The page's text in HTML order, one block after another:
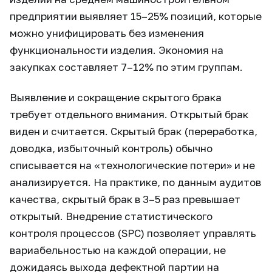
предприятии выявляет 15–25% позиций, которые
можно унифицировать без изменения
функциональности изделия. Экономия на
закупках составляет 7–12% по этим группам.
Выявление и сокращение скрытого брака
требует отдельного внимания. Открытый брак
виден и считается. Скрытый брак (переработка,
доводка, избыточный контроль) обычно
списывается на «технологические потери» и не
анализируется. На практике, по данным аудитов
качества, скрытый брак в 3–5 раз превышает
открытый. Внедрение статистического
контроля процессов (SPC) позволяет управлять
вариабельностью на каждой операции, не
дожидаясь выхода дефектной партии на